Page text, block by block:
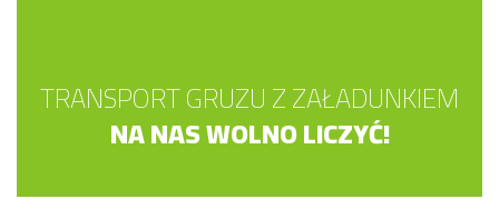
TRANSPORT GRUZU Z ZAŁADUNKIEM
NA NAS WOLNO LICZYĆ!